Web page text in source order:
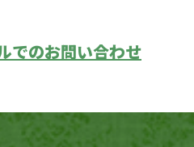
でのお問い合わせ